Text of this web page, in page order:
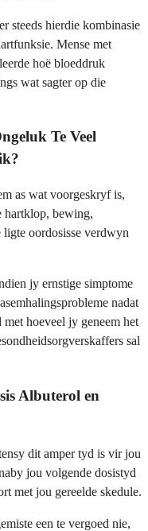
steeds hierdie kombinasie
Mense met
hoë bloeddruk
wat sagter op die
Te Veel
as wat voorgeskryf is,
hartklop, bewing,
oordosisse verdwyn
jy ernstige simptome
nadat
hoeveel jy geneem het
sal
Albuterol en
dit amper tyd is vir jou
jou volgende dosistyd
met jou gereelde skedule.
een te vergoed nie,